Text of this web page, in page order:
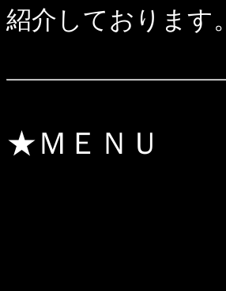
紹介しております。
★ＭＥＮＵ